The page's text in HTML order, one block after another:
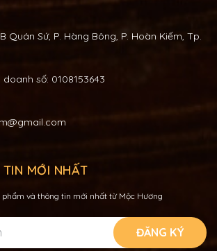
Quán Sứ, P. Hàng Bông, P. Hoàn Kiếm, Tp.
số: 0108153643
MỚI NHẤT
và thông tin mới nhất từ Mộc Hương
ĐĂNG KÝ